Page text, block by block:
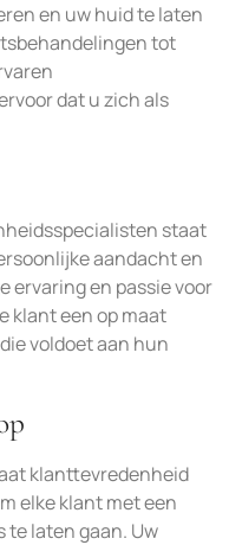
en uw huid te laten
tot
dat u zich als
staat
aandacht en
ervaring en passie voor
klant een op maat
voldoet aan hun
klanttevredenheid
elke klant met een
laten gaan. Uw